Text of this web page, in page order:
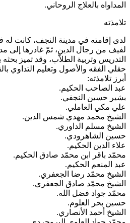
بالعلاج الروحاني.
إقامته في مدينة النجف، كانت له
من رجال الدين، ثمّ غادرها إلى
وتربية الطلاّب، وقد تميز بحثه
الفقه والأصول وتعليم التداوي
تلامذته:
الصاحب الحكيم.
حسين النجفي.
مكي العاملي.
محمد مهدي شمس الدين.
مسلم الداوري.
الشاهرودي.
الدين الحكيم.
باقر ابن محمّد صادق الحكيم.
المنعم الحكيم.
محمّد رضا الجعفري.
محمّد صادق الجعفري.
جواد فضل الله.
بحر العلوم.
أحمد الأنصاري.